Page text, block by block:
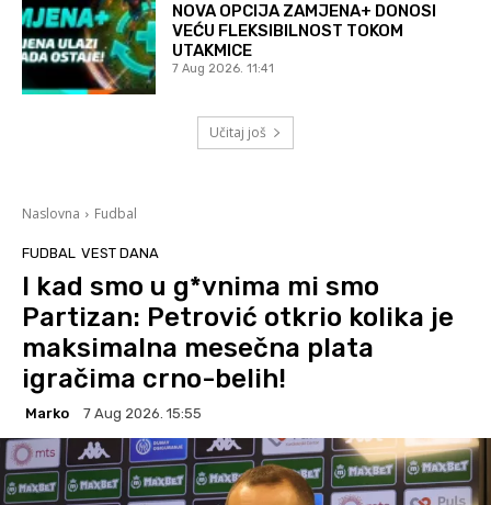
NOVA OPCIJA ZAMJENA+ DONOSI
VEĆU FLEKSIBILNOST TOKOM
UTAKMICE
7 Aug 2026. 11:41
Učitaj još